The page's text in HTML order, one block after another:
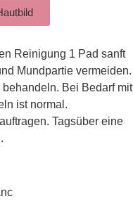
Reinigung 1 Pad sanft
Mundpartie vermeiden.
Bei Bedarf mit
ist normal.
Tagsüber eine